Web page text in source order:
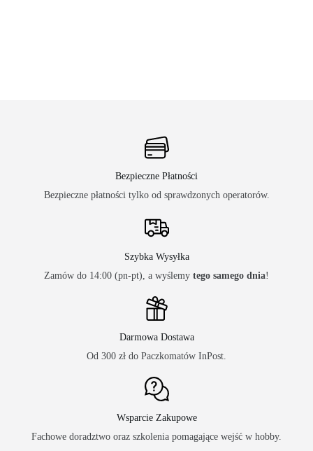
Bezpieczne Płatności
Bezpieczne płatności tylko od sprawdzonych operatorów.
Szybka Wysyłka
Zamów do 14:00 (pn-pt), a wyślemy tego samego dnia!
Darmowa Dostawa
Od 300 zł do Paczkomatów InPost.
Wsparcie Zakupowe
Fachowe doradztwo oraz szkolenia pomagające wejść w hobby.